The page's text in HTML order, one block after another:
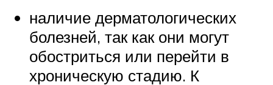
наличие дерматологических
болезней, так как они могут
обостриться или перейти в
хроническую стадию. К